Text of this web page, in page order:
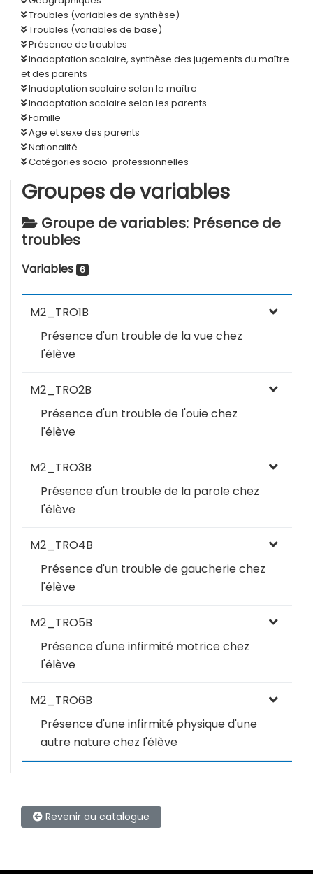
Troubles (variables de synthèse)
Troubles (variables de base)
Présence de troubles
Inadaptation scolaire, synthèse des jugements du maître
et des parents
Inadaptation scolaire selon le maître
Inadaptation scolaire selon les parents
Famille
Age et sexe des parents
Nationalité
Catégories socio-professionnelles
Groupes de variables
Groupe de variables: Présence de
troubles
Variables 6
M2_TRO1B
Présence d'un trouble de la vue chez
l'élève
M2_TRO2B
Présence d'un trouble de l'ouie chez
l'élève
M2_TRO3B
Présence d'un trouble de la parole chez
l'élève
M2_TRO4B
Présence d'un trouble de gaucherie chez
l'élève
M2_TRO5B
Présence d'une infirmité motrice chez
l'élève
M2_TRO6B
Présence d'une infirmité physique d'une
autre nature chez l'élève
Revenir au catalogue